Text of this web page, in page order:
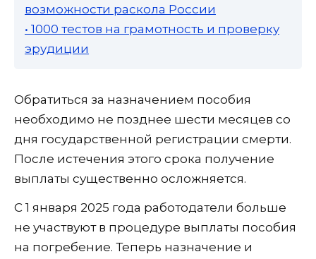
возможности раскола России
• 1000 тестов на грамотность и проверку
эрудиции
Обратиться за назначением пособия
необходимо не позднее шести месяцев со
дня государственной регистрации смерти.
После истечения этого срока получение
выплаты существенно осложняется.
С 1 января 2025 года работодатели больше
не участвуют в процедуре выплаты пособия
на погребение. Теперь назначение и